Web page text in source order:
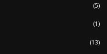
(5)
(1)
(13)